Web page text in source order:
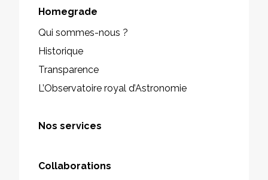
Homegrade
Qui sommes-nous ?
Historique
Transparence
L’Observatoire royal d’Astronomie
Nos services
Collaborations